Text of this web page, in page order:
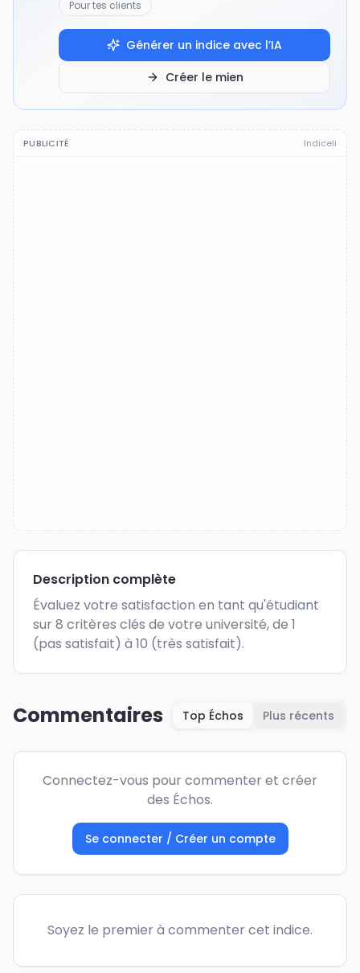
Pour tes clients
Générer un indice avec l’IA
Créer le mien
PUBLICITÉ Indiceli
Description complète
Évaluez votre satisfaction en tant qu'étudiant
sur 8 critères clés de votre université, de 1
(pas satisfait) à 10 (très satisfait).
Commentaires Top Échos Plus récents
Connectez-vous pour commenter et créer
des Échos.
Se connecter / Créer un compte
Soyez le premier à commenter cet indice.